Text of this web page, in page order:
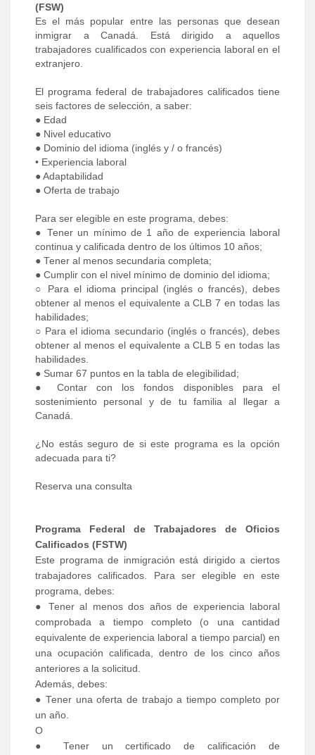
(FSW)
Es el más popular entre las personas que desean
inmigrar a Canadá. Está dirigido a aquellos
trabajadores cualificados con experiencia laboral en el
extranjero.
El programa federal de trabajadores calificados tiene
seis factores de selección, a saber:
● Edad
● Nivel educativo
● Dominio del idioma (inglés y / o francés)
• Experiencia laboral
● Adaptabilidad
● Oferta de trabajo
Para ser elegible en este programa, debes:
● Tener un mínimo de 1 año de experiencia laboral
continua y calificada dentro de los últimos 10 años;
● Tener al menos secundaria completa;
● Cumplir con el nivel mínimo de dominio del idioma;
○ Para el idioma principal (inglés o francés), debes
obtener al menos el equivalente a CLB 7 en todas las
habilidades;
○ Para el idioma secundario (inglés o francés), debes
obtener al menos el equivalente a CLB 5 en todas las
habilidades.
● Sumar 67 puntos en la tabla de elegibilidad;
● Contar con los fondos disponibles para el
sostenimiento personal y de tu familia al llegar a
Canadá.
¿No estás seguro de si este programa es la opción
adecuada para ti?
Reserva una consulta
Programa Federal de Trabajadores de Oficios
Calificados (FSTW)
Este programa de inmigración está dirigido a ciertos
trabajadores calificados. Para ser elegible en este
programa, debes:
● Tener al menos dos años de experiencia laboral
comprobada a tiempo completo (o una cantidad
equivalente de experiencia laboral a tiempo parcial) en
una ocupación calificada, dentro de los cinco años
anteriores a la solicitud.
Además, debes:
● Tener una oferta de trabajo a tiempo completo por
un año.
O
● Tener un certificado de calificación de